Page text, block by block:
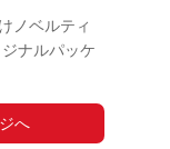
ノベルティ
ナルパッケ
へ